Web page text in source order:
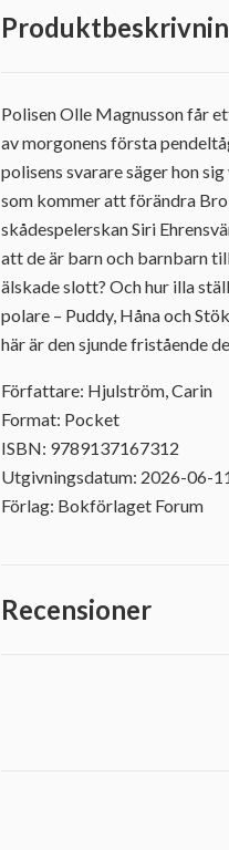
Polisen Olle Magnusson får
av morgonens första
polisens svarare säger hon
som kommer att förändra
skådespelerskan Siri
att de är barn och barnbarn
älskade slott? Och hur illa
polare – Puddy, Håna och
här är den sjunde fristående
Författare: Hjulström, Carin
Format: Pocket
ISBN: 9789137167312
Utgivningsdatum: 2026-06-
Förlag: Bokförlaget Forum
Recensioner